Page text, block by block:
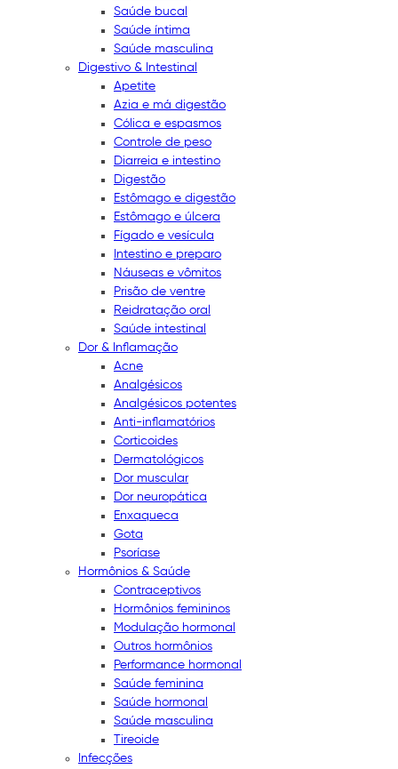
Saúde bucal
Saúde íntima
Saúde masculina
Digestivo & Intestinal
Apetite
Azia e má digestão
Cólica e espasmos
Controle de peso
Diarreia e intestino
Digestão
Estômago e digestão
Estômago e úlcera
Fígado e vesícula
Intestino e preparo
Náuseas e vômitos
Prisão de ventre
Reidratação oral
Saúde intestinal
Dor & Inflamação
Acne
Analgésicos
Analgésicos potentes
Anti-inflamatórios
Corticoides
Dermatológicos
Dor muscular
Dor neuropática
Enxaqueca
Gota
Psoríase
Hormônios & Saúde
Contraceptivos
Hormônios femininos
Modulação hormonal
Outros hormônios
Performance hormonal
Saúde feminina
Saúde hormonal
Saúde masculina
Tireoide
Infecções